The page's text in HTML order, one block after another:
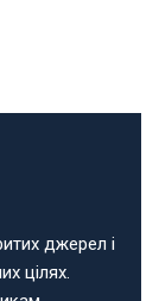
джерел і
цілях.